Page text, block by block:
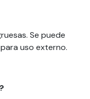
Se puede
uso externo.